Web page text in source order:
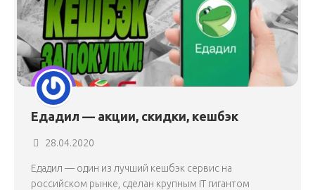
Едадил — акции, скидки, кешбэк
28.04.2020
Едадил — один из лучший кешбэк сервис на
российском рынке, сделан крупным IT гигантом